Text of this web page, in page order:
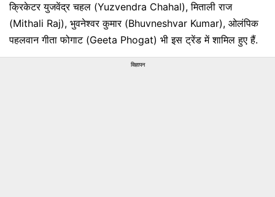
क्रिकेटर युजवेंद्र चहल (Yuzvendra Chahal), मिताली राज
(Mithali Raj), भुवनेश्वर कुमार (Bhuvneshvar Kumar), ओलंपिक
पहलवान गीता फोगाट (Geeta Phogat) भी इस ट्रेंड में शामिल हुए हैं.
विज्ञापन